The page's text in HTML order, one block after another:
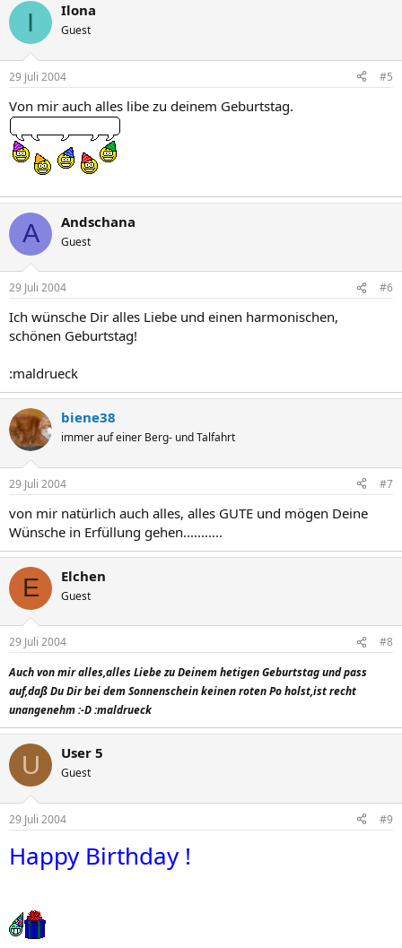
I Ilona
Guest
29 Juli 2004 #5
Von mir auch alles libe zu deinem Geburtstag.
A Andschana
Guest
29 Juli 2004 #6
Ich wünsche Dir alles Liebe und einen harmonischen,
schönen Geburtstag!
:maldrueck
biene38
immer auf einer Berg- und Talfahrt
29 Juli 2004 #7
von mir natürlich auch alles, alles GUTE und mögen Deine
Wünsche in Erfüllung gehen...........
E Elchen
Guest
29 Juli 2004
#8
Auch von mir alles,alles Liebe zu Deinem hetigen Geburtstag und pass
auf,daß Du Dir bei dem Sonnenschein keinen roten Po holst,ist recht
unangenehm :-D :maldrueck
U User 5
Guest
29 Juli 2004 #9
Happy Birthday !